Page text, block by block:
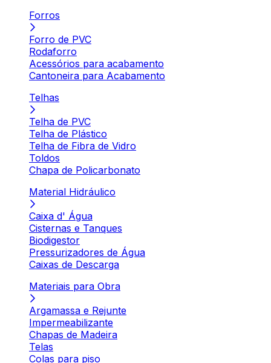
Forros
Forro de PVC
Rodaforro
Acessórios para acabamento
Cantoneira para Acabamento
Telhas
Telha de PVC
Telha de Plástico
Telha de Fibra de Vidro
Toldos
Chapa de Policarbonato
Material Hidráulico
Caixa d' Água
Cisternas e Tanques
Biodigestor
Pressurizadores de Água
Caixas de Descarga
Materiais para Obra
Argamassa e Rejunte
Impermeabilizante
Chapas de Madeira
Telas
Colas para piso